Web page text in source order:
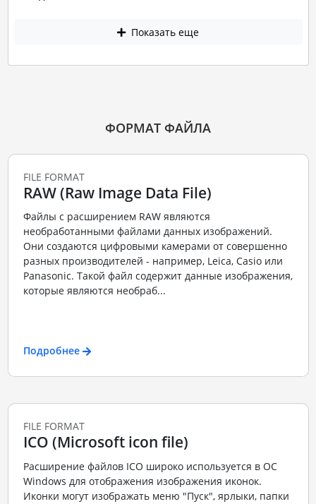
Показать еще
ФОРМАТ ФАЙЛА
FILE FORMAT
RAW (Raw Image Data File)
Файлы с расширением RAW являются
необработанными файлами данных изображений.
Они создаются цифровыми камерами от совершенно
разных производителей - например, Leica, Casio или
Panasonic. Такой файл содержит данные изображения,
которые являются необраб...
Подробнее
FILE FORMAT
ICO (Microsoft icon file)
Расширение файлов ICO широко используется в ОС
Windows для отображения изображения иконок.
Иконки могут изображать меню "Пуск", ярлыки, папки